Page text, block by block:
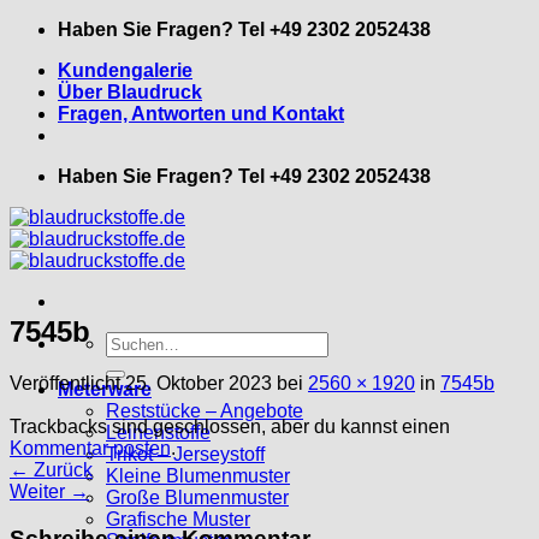
Zum
springen
Haben Sie Fragen? Tel +49 2302 2052438
Kundengalerie
Über Blaudruck
Fragen, Antworten und Kontakt
Haben Sie Fragen? Tel +49 2302 2052438
Suche
nach:
Meterware
Reststücke – Angebote
Leinenstoffe
Trikot – Jerseystoff
Kleine Blumenmuster
Große Blumenmuster
Grafische Muster
7545b
Veröffentlicht25. Oktober 2023 bei 2560 × 1920 in 7545b
Trackbacks sind geschlossen, aber du kannst einen
Kommentar posten.
← Zurück
Weiter →